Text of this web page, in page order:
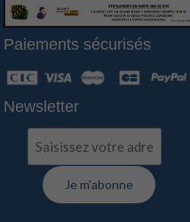
Paiements sécurisés
Newsletter